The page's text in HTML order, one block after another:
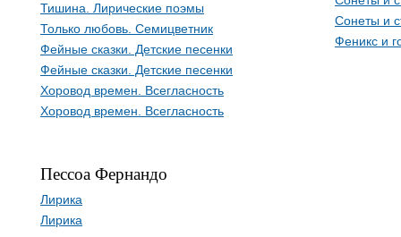
Тишина. Лирические поэмы
Только любовь. Семицветник
Фейные сказки. Детские песенки
Фейные сказки. Детские песенки
Хоровод времен. Всегласность
Хоровод времен. Всегласность
Пессоа Фернандо
Лирика
Лирика
Сонеты и
Феникс и